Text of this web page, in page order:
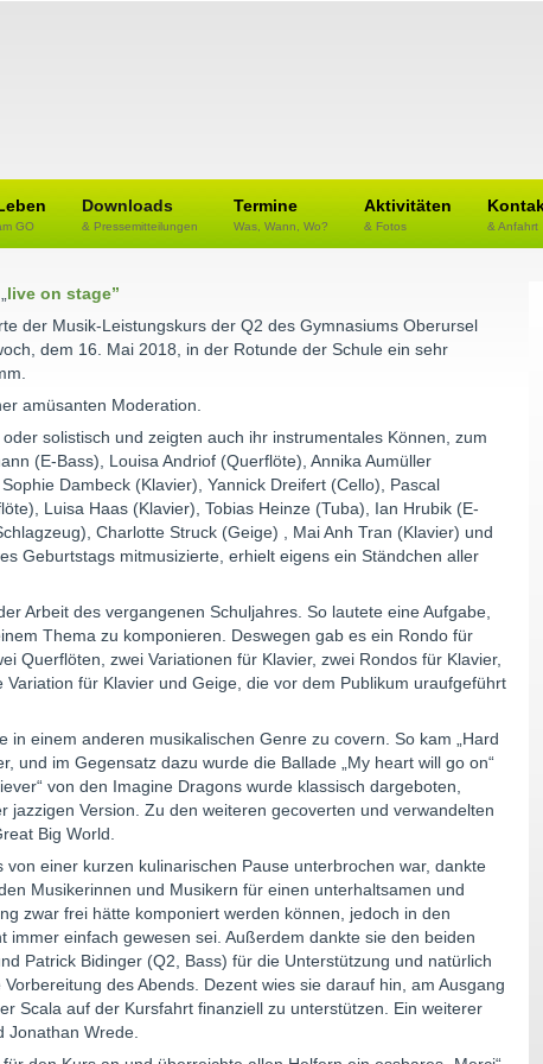
GO
Downloads
& Pressemitteilungen
Termine
Was, Wann, Wo?
Aktivitäten
& Fotos & Anfahrt
live on stage”
der Musik-Leistungskurs der Q2 des Gymnasiums Oberursel
dem 16. Mai 2018, in der Rotunde der Schule ein sehr
amüsanten Moderation.
solistisch und zeigten auch ihr instrumentales Können, zum
(E-Bass), Louisa Andriof (Querflöte), Annika Aumüller
Dambeck (Klavier), Yannick Dreifert (Cello), Pascal
Luisa Haas (Klavier), Tobias Heinze (Tuba), Ian Hrubik (E-
Charlotte Struck (Geige) , Mai Anh Tran (Klavier) und
Geburtstags mitmusizierte, erhielt eigens ein Ständchen aller
Arbeit des vergangenen Schuljahres. So lautete eine Aufgabe,
Thema zu komponieren. Deswegen gab es ein Rondo für
Querflöten, zwei Variationen für Klavier, zwei Rondos für Klavier,
für Klavier und Geige, die vor dem Publikum uraufgeführt
in einem anderen musikalischen Genre zu covern. So kam „Hard
und im Gegensatz dazu wurde die Ballade „My heart will go on“
von den Imagine Dragons wurde klassisch dargeboten,
jazzigen Version. Zu den weiteren gecoverten und verwandelten
Big World.
einer kurzen kulinarischen Pause unterbrochen war, dankte
Musikerinnen und Musikern für einen unterhaltsamen und
zwar frei hätte komponiert werden können, jedoch in den
einfach gewesen sei. Außerdem dankte sie den beiden
Patrick Bidinger (Q2, Bass) für die Unterstützung und natürlich
des Abends. Dezent wies sie darauf hin, am Ausgang
Scala auf der Kursfahrt finanziell zu unterstützen. Ein weiterer
Jonathan Wrede.